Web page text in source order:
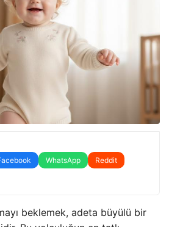
WhatsApp
Reddit
beklemek, adeta büyülü bir